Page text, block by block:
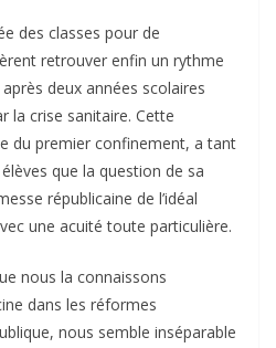
des classes pour de
retrouver enfin un rythme
deux années scolaires
la crise sanitaire. Cette
du premier confinement, a tant
que la question de sa
républicaine de l’idéal
une acuité toute particulière.
nous la connaissons
dans les réformes
nous semble inséparable